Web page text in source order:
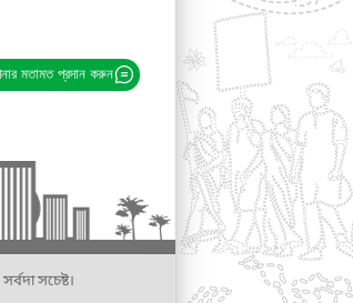
মতামত প্রদান করুন
সচেষ্ট।